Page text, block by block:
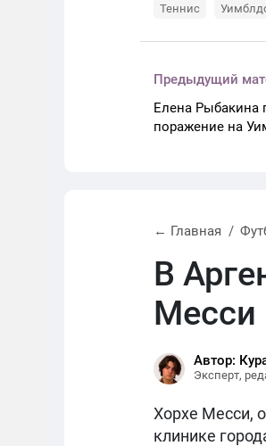
Теннис
Предыдущий
Елена Рыбакина
поражение на
← Главная
В
Месси
Автор:
Эксперт,
Хорхе Месси,
клинике